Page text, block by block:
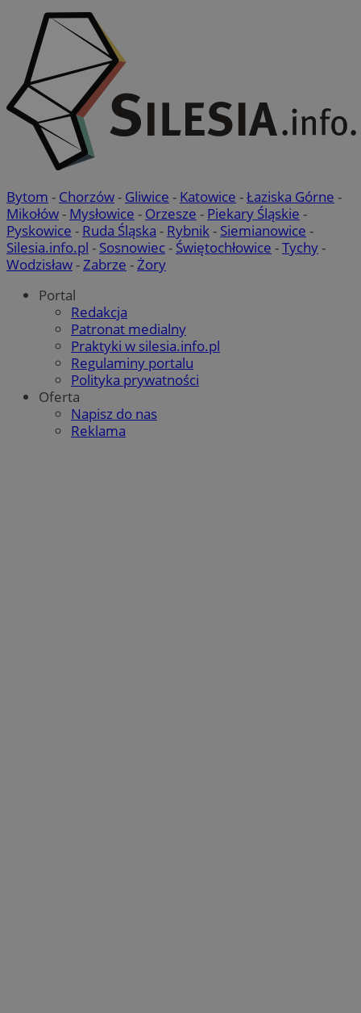
Bytom - Chorzów- Gliwice - Katowice -Łaziska Górne -
Mikołów- Mysłowice - Orzesze - Piekary Śląskie -
Pyskowice - Ruda Śląska - Rybnik - Siemianowice -
Silesia.info.pl - Sosnowiec- Świętochłowice -Tychy-
Wodzisław- Zabrze - Żory
Portal
Redakcja
Patronat medialny
Praktyki w silesia.info.pl
Regulaminy portalu
Polityka prywatności
Oferta
Napisz do nas
Reklama